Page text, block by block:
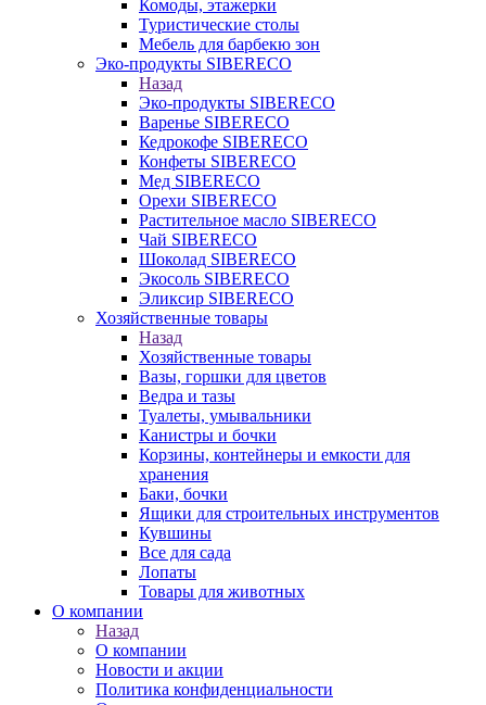
Комоды, этажерки
Туристические столы
Мебель для барбекю зон
Эко-продукты SIBERECO
Назад
Эко-продукты SIBERECO
Варенье SIBERECO
Кедрокофе SIBERECO
Конфеты SIBERECO
Мед SIBERECO
Орехи SIBERECO
Растительное масло SIBERECO
Чай SIBERECO
Шоколад SIBERECO
Экосоль SIBERECO
Эликсир SIBERECO
Хозяйственные товары
Назад
Хозяйственные товары
Вазы, горшки для цветов
Ведра и тазы
Туалеты, умывальники
Канистры и бочки
Корзины, контейнеры и емкости для
хранения
Баки, бочки
Ящики для строительных инструментов
Кувшины
Все для сада
Лопаты
Товары для животных
О компании
Назад
О компании
Новости и акции
Политика конфиденциальности